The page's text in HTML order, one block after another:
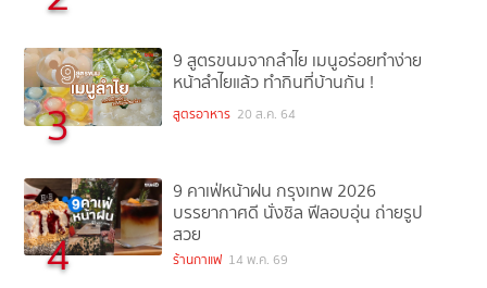
3
9 สูตรขนมจากลำไย เมนูอร่อยทำง่าย
หน้าลำไยแล้ว ทำกินที่บ้านกัน !
สูตรอาหาร 20 ส.ค. 64
4
9 คาเฟ่หน้าฝน กรุงเทพ 2026
บรรยากาศดี นั่งชิล ฟีลอบอุ่น ถ่ายรูป
สวย
ร้านกาแฟ 14 พ.ค. 69